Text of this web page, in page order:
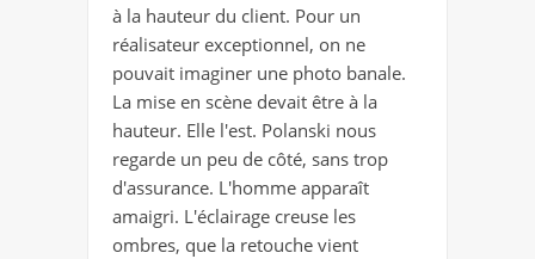
à la hauteur du client. Pour un
réalisateur exceptionnel, on ne
pouvait imaginer une photo banale.
La mise en scène devait être à la
hauteur. Elle l'est. Polanski nous
regarde un peu de côté, sans trop
d'assurance. L'homme apparaît
amaigri. L'éclairage creuse les
ombres, que la retouche vient